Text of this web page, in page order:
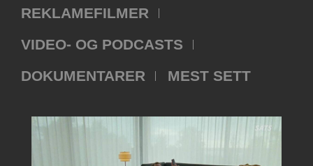
REKLAMEFILMER
VIDEO- OG PODCASTS
DOKUMENTARER
MEST SETT